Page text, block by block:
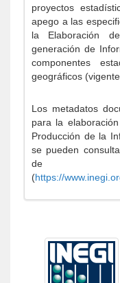
proyectos
apego a las
la Elaboración
generación de
componentes
geográficos
Los metadatos
para la
Producción de la
se pueden
de
(https://